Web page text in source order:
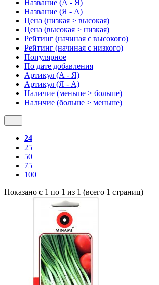
Название (А - Я)
Название (Я - А)
Цена (низкая > высокая)
Цена (высокая > низкая)
Рейтинг (начиная с высокого)
Рейтинг (начиная с низкого)
Популярное
По дате добавления
Артикул (А - Я)
Артикул (Я - А)
Наличие (меньше > больше)
Наличие (больше > меньше)
24
25
50
75
100
Показано с 1 по 1 из 1 (всего 1 страниц)